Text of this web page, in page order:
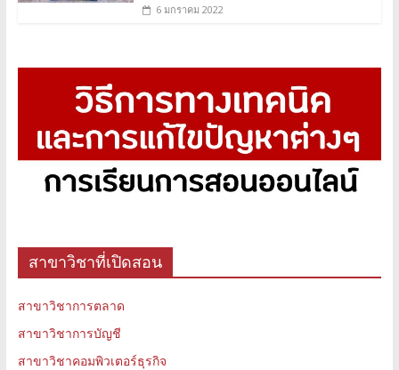
6 มกราคม 2022
สาขาวิชาที่เปิดสอน
สาขาวิชาการตลาด
สาขาวิชาการบัญชี
สาขาวิชาคอมพิวเตอร์ธุรกิจ